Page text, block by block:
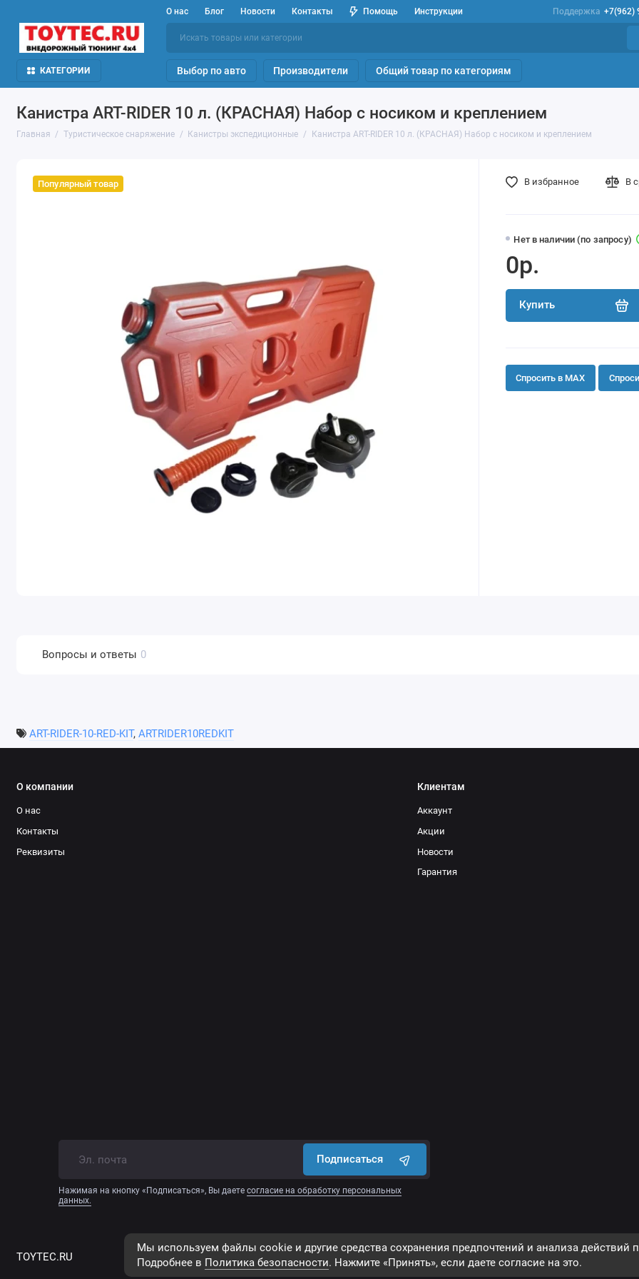
О нас Блог Новости Контакты Помощь Инструкции Поддержка +7(962)
КАТЕГОРИИ Выбор по авто Производители Общий товар по категориям
Канистра ART-RIDER 10 л. (КРАСНАЯ) Набор с носиком и креплением
Главная Туристическое снаряжение Канистры экспедиционные Канистра ART-RIDER 10 л. (КРАСНАЯ) Набор с носиком и креплением
Популярный товар
Нет в наличии (по запросу)
0р.
Купить
В избранное В
Спросить в MAX
Вопросы и ответы 0
ART-RIDER-10-RED-KIT,ARTRIDER10REDKIT
Мы используем файлы cookie и другие средства сохранения предпочтений и анализа действий
Подробнее в Политика безопасности. Нажмите «Принять», если даете согласие на это.
О компании
О нас
Контакты
Реквизиты
Клиентам
Аккаунт
Акции
Новости
Гарантия
Подписаться
Нажимая на кнопку «Подписаться», Вы даете согласие на обработку персональных
данных.
TOYTEC.RU Все права защищены, © 2023